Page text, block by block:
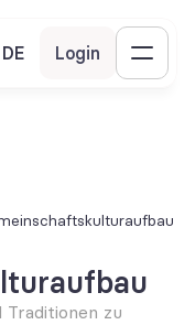
DE Login
zu